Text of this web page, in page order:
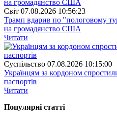
Свiт 07.08.2026 10:56:23
Трамп вдарив по "пологовому
на громадянство США
Читати
Суспiльство 07.08.2026 10:15:00
Українцям за кордоном
паспортів
Читати
Популярнi статтi